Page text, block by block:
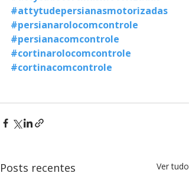
#attytudepersianasmotorizadas
#persianarolocomcontrole
#persianacomcontrole
#cortinarolocomcontrole
#cortinacomcontrole
Posts recentes Ver tudo